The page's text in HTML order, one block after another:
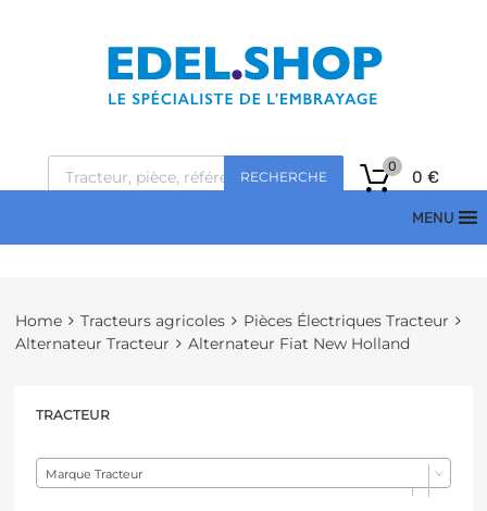
RECHERCHE 0 €
0
MENU
Home Tracteurs agricoles
Pièces Électriques Tracteur
Alternateur Tracteur
Alternateur Fiat New Holland
TRACTEUR
Marque Tracteur